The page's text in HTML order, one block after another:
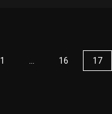
1 16 17